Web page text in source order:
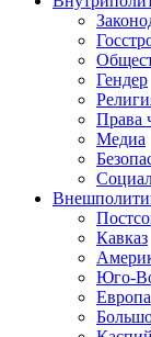
Гендер
Права
Медиа
Кавказ
Юго-
Европа